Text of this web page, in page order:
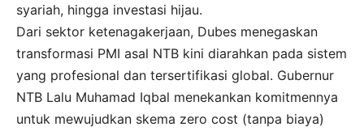
syariah, hingga investasi hijau.
Dari sektor ketenagakerjaan, Dubes menegaskan
transformasi PMI asal NTB kini diarahkan pada sistem
yang profesional dan tersertifikasi global. Gubernur
NTB Lalu Muhamad Iqbal menekankan komitmennya
untuk mewujudkan skema zero cost (tanpa biaya)